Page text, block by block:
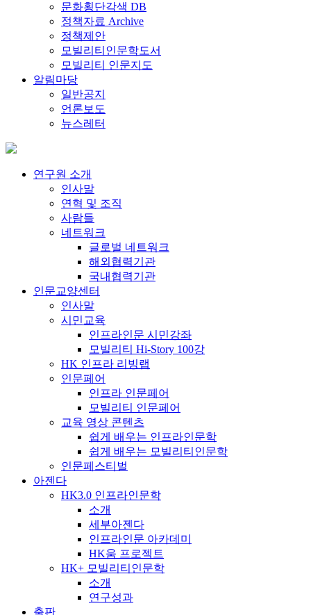
문화횡단각색 DB
정책자료 Archive
정책제안
모빌리티인문학도서
모빌리티 인문지도
알림마당
일반공지
언론보도
뉴스레터
연구원 소개
인사말
연혁 및 조직
사람들
네트워크
글로벌 네트워크
해외협력기관
국내협력기관
인문교양센터
인사말
시민교육
인프라인문 시민강좌
모빌리티 Hi-Story 100강
HK 인프라 리빙랩
인문페어
인프라 인문페어
모빌리티 인문페어
교육 영상 콘텐츠
쉽게 배우는 인프라인문학
쉽게 배우는 모빌리티인문학
인문페스티벌
아젠다
HK3.0 인프라인문학
소개
세부아젠다
인프라인문 아카데미
HK움 프로젝트
HK+ 모빌리티인문학
소개
연구성과
출판